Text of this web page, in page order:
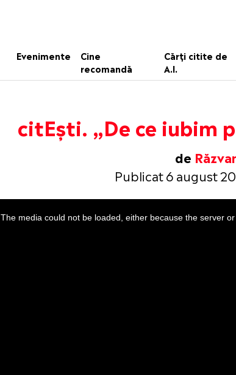
Evenimente
Cine
recomandă
Cărți citite de
A.I.
citEști. „De ce iubim
de
Publicat 6 august
The media could not be loaded, either because the server